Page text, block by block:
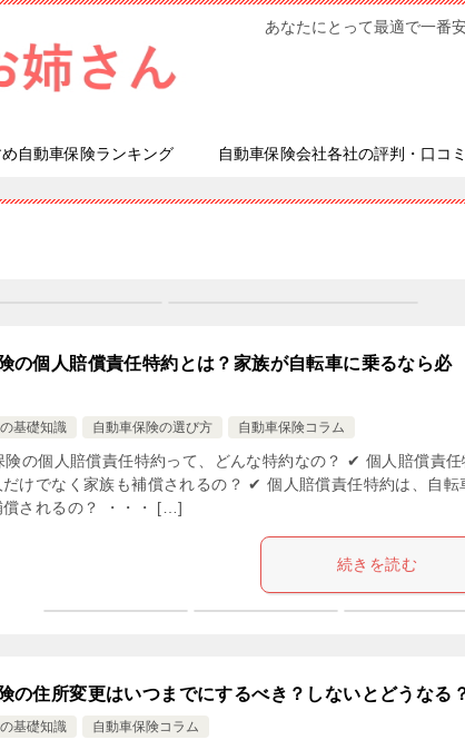
あなたにとって最適で一番
自動車保険ランキング 自動車保険会社各社の評判・口コミ
の個人賠償責任特約とは？家族が自転車に乗るなら必
基礎知識 自動車保険の選び方 自動車保険コラム
の個人賠償責任特約って、どんな特約なの？ ✔ 個人賠償責任
けでなく家族も補償されるの？ ✔ 個人賠償責任特約は、自転
償されるの？ ・・・ […]
続きを読む
の住所変更はいつまでにするべき？しないとどうなる
基礎知識 自動車保険コラム